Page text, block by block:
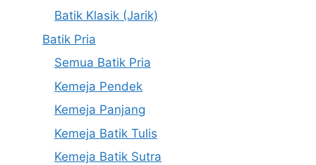
Batik Klasik (Jarik)
Batik Pria
Semua Batik Pria
Kemeja Pendek
Kemeja Panjang
Kemeja Batik Tulis
Kemeja Batik Sutra